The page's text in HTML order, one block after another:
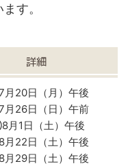
す。
詳細
20日（月）午後
26日（日）午前
1日（土）午後
22日（土）午後
29日（土）午後